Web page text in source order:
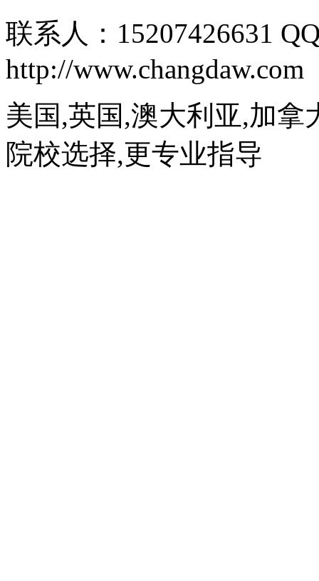
联系人：15207426631
http://www.changdaw.com
美国,英国,澳大利亚,加拿
院校选择,更专业指导